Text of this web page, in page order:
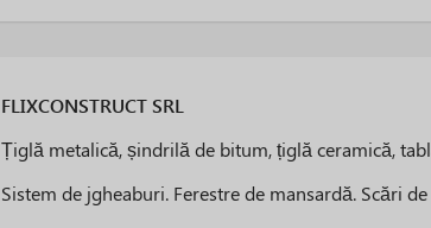
FLIXCONSTRUCT SRL
Țiglă metalică, șindrilă de bitum, țiglă ceramică,
Sistem de jgheaburi. Ferestre de mansardă. Scări